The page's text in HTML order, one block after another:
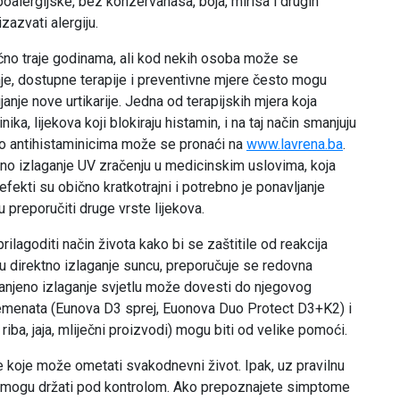
alergiju.
traje godinama, ali kod nekih osoba može se
dostupne terapije i preventivne mjere često mogu
nove urtikarije. Jedna od terapijskih mjera koja
lijekova koji blokiraju histamin, i na taj način smanjuju
antihistaminicima može se pronaći na www.lavrena.ba.
izlaganje UV zračenju u medicinskim uslovima, koja
su obično kratkotrajni i potrebno je ponavljanje
preporučiti druge vrste lijekova.
način života kako bi se zaštitile od reakcija
izlaganje suncu, preporučuje se redovna
izlaganje svjetlu može dovesti do njegovog
(Eunova D3 sprej, Euonova Duo Protect D3+K2) i
jaja, mliječni proizvodi) mogu biti od velike pomoći.
koje može ometati svakodnevni život. Ipak, uz pravilnu
držati pod kontrolom. Ako prepoznajete simptome